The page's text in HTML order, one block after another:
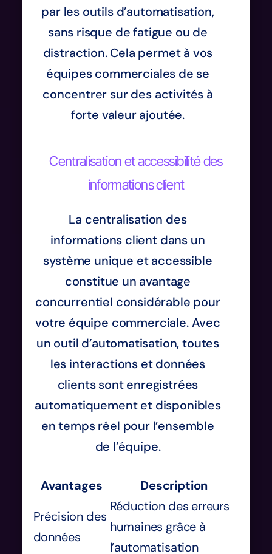
par les outils d’automatisation,
sans risque de fatigue ou de
distraction. Cela permet à vos
équipes commerciales de se
concentrer sur des activités à
forte valeur ajoutée.
Centralisation et accessibilité des
informations client
La centralisation des
informations client dans un
système unique et accessible
constitue un avantage
concurrentiel considérable pour
votre équipe commerciale. Avec
un outil d’automatisation, toutes
les interactions et données
clients sont enregistrées
automatiquement et disponibles
en temps réel pour l’ensemble
de l’équipe.
Avantages
Description
Précision des
données
Réduction des erreurs
humaines grâce à
l’automatisation